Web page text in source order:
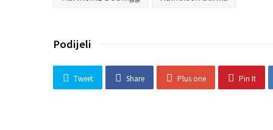
Podijeli
Tweet Share Plus one Pin It